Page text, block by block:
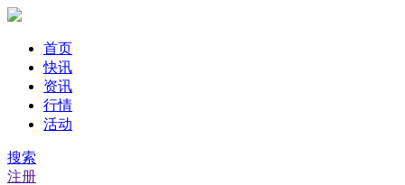
首页
快讯
资讯
行情
活动
搜索
注册